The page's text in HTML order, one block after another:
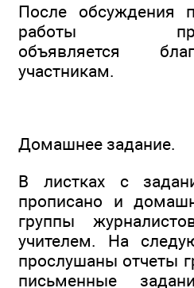
После обсуждения
работы пресс-
объявляется
участникам.
Домашнее задание.
В листках с
прописано и
группы
учителем. На
прослушаны отчеты
письменные